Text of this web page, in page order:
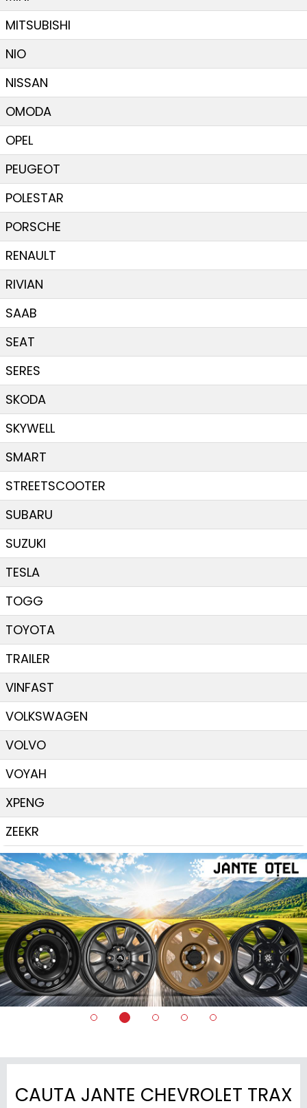
MITSUBISHI
NIO
NISSAN
OMODA
OPEL
PEUGEOT
POLESTAR
PORSCHE
RENAULT
RIVIAN
SAAB
SEAT
SERES
SKODA
SKYWELL
SMART
STREETSCOOTER
SUBARU
SUZUKI
TESLA
TOGG
TOYOTA
TRAILER
VINFAST
VOLKSWAGEN
VOLVO
VOYAH
XPENG
ZEEKR
CAUTA JANTE CHEVROLET TRAX